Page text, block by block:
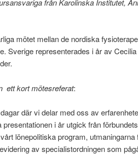
från Karolinska Institutet,
mötet mellan de nordiska
Sverige representerades i år av
ett kort mötesreferat:
där vi delar med oss av
i år utgick från förbundets
lönepolitiska program, utmaningarna
av specialistordningen som